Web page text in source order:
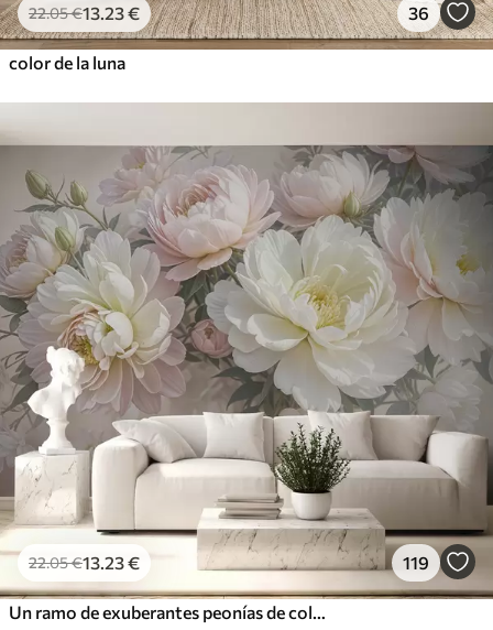
22.05€13 .23€ 36
color de la luna
22.05€13 .23€ 119